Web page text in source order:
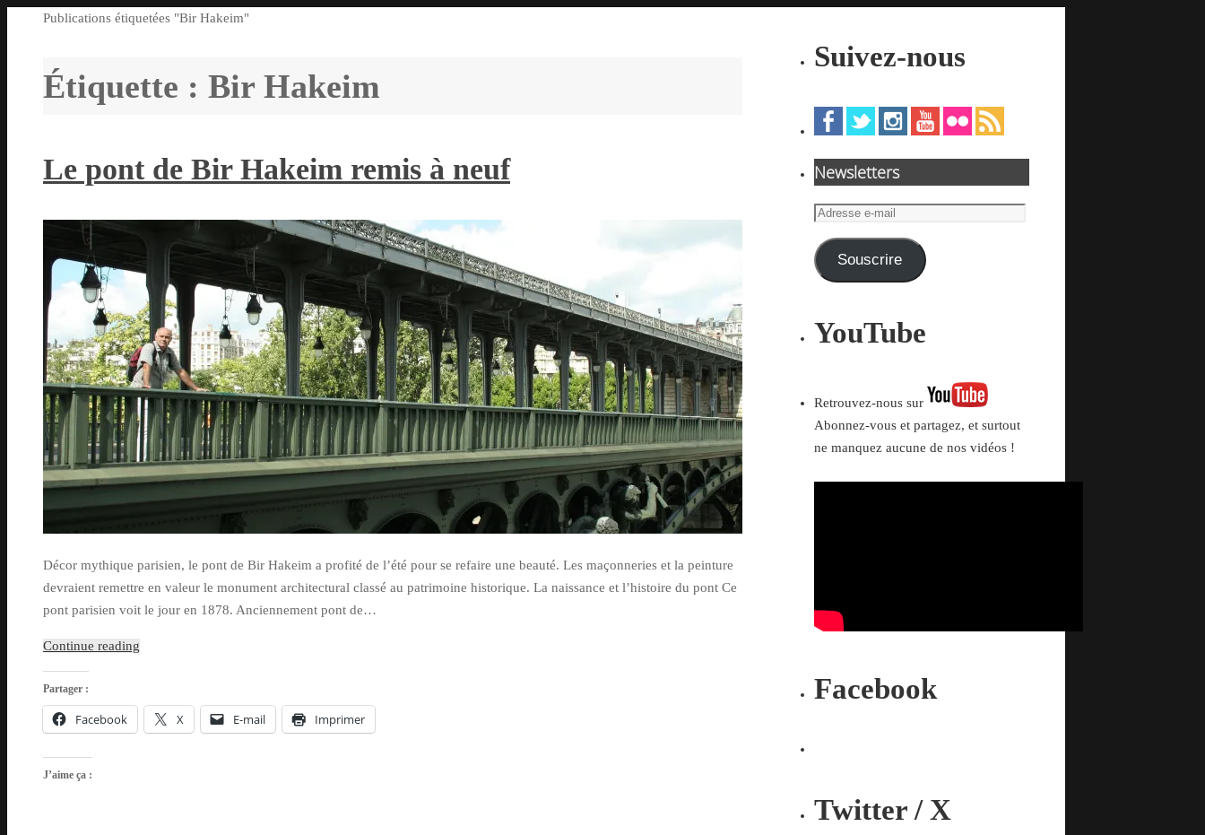
:
Accueil
Publications étiquetées "Bir Hakeim"
Étiquette : Bir Hakeim
Le pont de Bir Hakeim remis à neuf
Décor mythique parisien, le pont de Bir Hakeim a profité de l’été pour se refaire une beauté. Les maçonneries et la peinture
devraient remettre en valeur le monument architectural classé au patrimoine historique. La naissance et l’histoire du pont Ce
pont parisien voit le jour en 1878. Anciennement pont de…
Continue reading
Partager :
Facebook X E-mail Imprimer
J’aime ça :
Suivez-nous
Newsletters
Adresse
mail Souscrire
YouTube
Retrouvez-nous sur
Abonnez-vous et partagez, et surtout
ne manquez aucune de nos vidéos !
Facebook
Twitter / X